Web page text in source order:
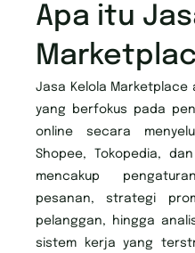
Apa itu
Jasa Kelola Marketplace
yang berfokus pada
online secara
Shopee, Tokopedia,
mencakup
pesanan, strategi
pelanggan, hingga
sistem kerja yang